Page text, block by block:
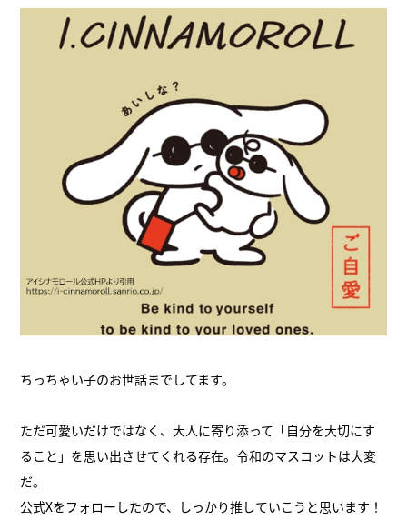
ちっちゃい子のお世話までしてます。
ただ可愛いだけではなく、大人に寄り添って「自分を大切にす
ること」を思い出させてくれる存在。令和のマスコットは大変
だ。
公式Xをフォローしたので、しっかり推していこうと思います！